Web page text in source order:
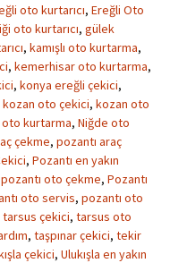
oto kurtarıcı, Ereğli Oto
oto kurtarıcı, gülek
, kamışlı oto kurtarma,
, kemerhisar oto kurtarma,
, konya ereğli çekici,
kozan oto çekici, kozan oto
kurtarma, Niğde oto
çekme, pozantı araç
, Pozantı en yakın
pozantı oto çekme, Pozantı
oto servis, pozantı oto
tarsus çekici, tarsus oto
, taşpınar çekici, tekir
çekici, Ulukışla en yakın